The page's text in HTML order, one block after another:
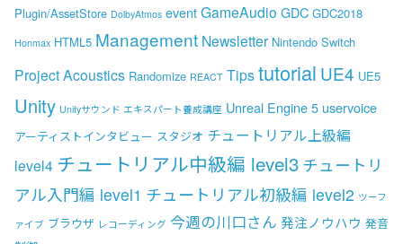
Plugin/AssetStore DolbyAtmos eventGameAudio GDC GDC2018
Honmax HTML5 Management Newsletter Nintendo Switch
Project Acoustics Randomize REACT Tipstutorial UE4 UE5
Unity Unityサウンド エキスパート養成講座 Unreal Engine 5 uservoice
アーティストインタビュー スタジオ チュートリアル上級編
level4 チュートリアル中級編 level3 チュートリ
アル入門編 level1 チュートリアル初級編 level2 ツーフ
ァイブ ブラウザ レコーディング 今週の川口さん 発注ノウハウ 発音